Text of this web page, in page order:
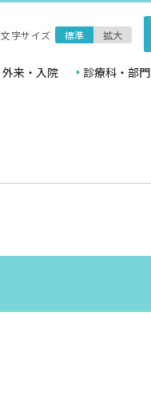
文字サイズ 標準 拡大
外来・入院 診療科・部門